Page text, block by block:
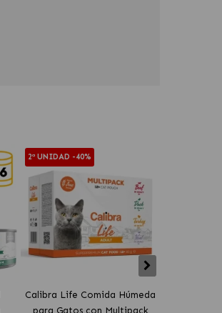
2ª UNIDAD -40%
Calibra Life Comida Húmeda
para Gatos con Multipack